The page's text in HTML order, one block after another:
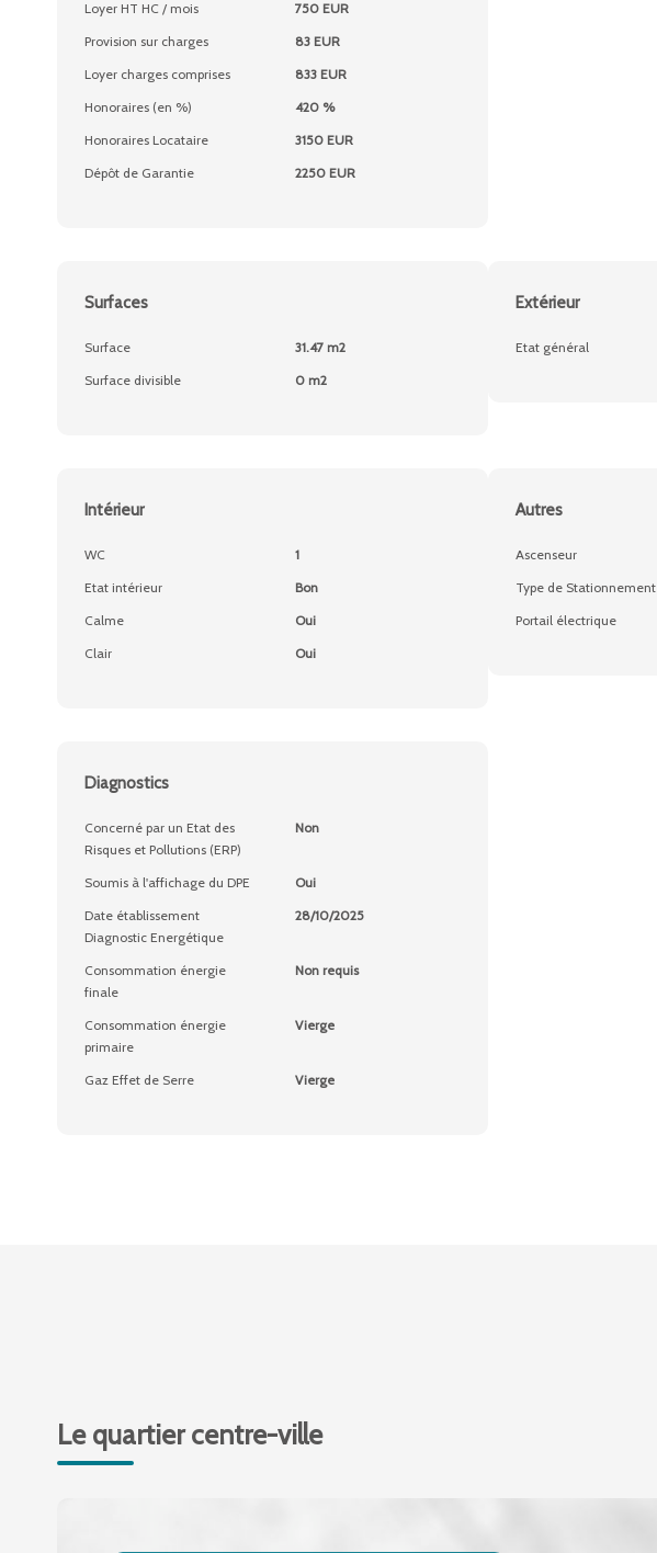
Loyer HT HC / mois
750 EUR
Provision sur charges
83 EUR
Loyer charges comprises
833 EUR
Honoraires (en %)
420 %
Honoraires Locataire
3150 EUR
Dépôt de Garantie
2250 EUR
Surfaces
Surface
31.47 m2
Surface divisible
0 m2
Extérieur
Etat général
Intérieur
WC
1
Etat intérieur
Bon
Calme
Oui
Clair
Oui
Autres
Ascenseur
Type de Stationnement
Portail électrique
Diagnostics
Concerné par un Etat des
Risques et Pollutions (ERP)
Non
Soumis à l'affichage du DPE
Oui
Date établissement
Diagnostic Energétique
28/10/2025
Consommation énergie
finale
Non requis
Consommation énergie
primaire
Vierge
Gaz Effet de Serre Vierge
Le quartier centre-ville